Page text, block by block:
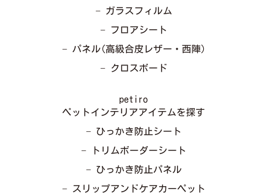
− ガラスフィルム
− フロアシート
− パネル(高級合皮レザー・西陣)
− クロスボード
petiro
ペットインテリアアイテムを探す
− ひっかき防止シート
− トリムボーダーシート
− ひっかき防止パネル
− スリップアンドケアカーペット